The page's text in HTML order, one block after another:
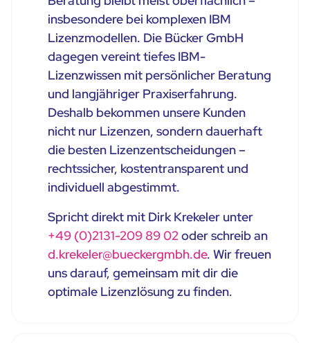
insbesondere bei komplexen IBM
Lizenzmodellen. Die Bücker GmbH
dagegen vereint tiefes IBM-
Lizenzwissen mit persönlicher Beratung
und langjähriger Praxiserfahrung.
Deshalb bekommen unsere Kunden
nicht nur Lizenzen, sondern dauerhaft
die besten Lizenzentscheidungen –
rechtssicher, kostentransparent und
individuell abgestimmt.
Spricht direkt mit Dirk Krekeler unter
+49 (0)2131-209 89 02oder schreib an
d.krekeler@bueckergmbh.de. Wir freuen
uns darauf, gemeinsam mit dir die
optimale Lizenzlösung zu finden.